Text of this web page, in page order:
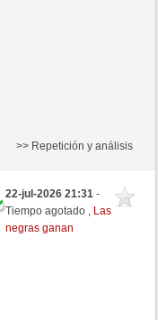
>> Repetición y análisis
22-jul-2026 21:31-
Tiempo agotado , Las
negras ganan